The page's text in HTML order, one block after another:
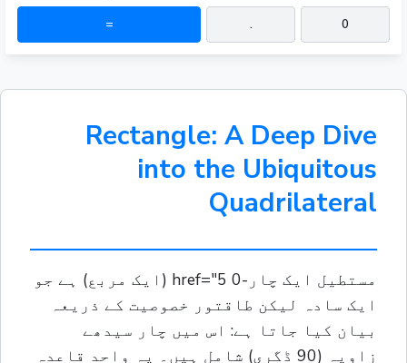
0
.
=
Rectangle: A Deep Dive
into the Ubiquitous
Quadrilateral
مستطیل ایک چار-0 href="5 (ایک مربع) ہے جو
ایک سادہ لیکن طاقتور خصوصیت کے ذریعہ
بیان کیا جاتا ہے: اس میں چار سیدھے
زاویہ (90 ڈگری) شامل ہیں۔ یہ واحد قاعدہ